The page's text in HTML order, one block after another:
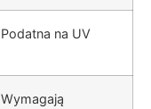
Podatna na UV
Wymagają